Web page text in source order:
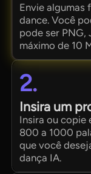
Envie algumas
dance. Você
pode ser PNG,
máximo de 10
2.
Insira um
Insira ou copie
800 a 1000
que você
dança IA.